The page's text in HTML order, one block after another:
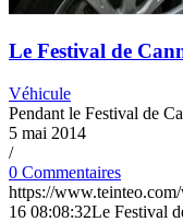
Le Festival de
Véhicule
Pendant le Festival de
5 mai 2014
/
0 Commentaires
https://
16 08:08:32Le Festival